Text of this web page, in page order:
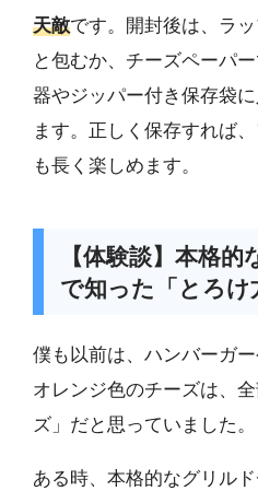
天敵です。開封後は、ラ
と包むか、チーズペーパ
器やジッパー付き保存袋
ます。正しく保存すれば
も長く楽しめます。
【体験談】本格
で知った「とろけ
僕も以前は、ハンバーガ
オレンジ色のチーズは、
ズ」だと思っていました。
ある時、本格的なグリル